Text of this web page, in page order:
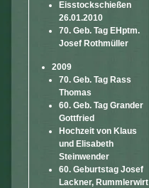
Eisstockschießen
26.01.2010
70. Geb. Tag EHptm.
Josef Rothmüller
2009
70. Geb. Tag Rass
Thomas
60. Geb. Tag Grander
Gottfried
Hochzeit von Klaus
und Elisabeth
Steinwender
60. Geburtstag Josef
Lackner, Rummlerwirt